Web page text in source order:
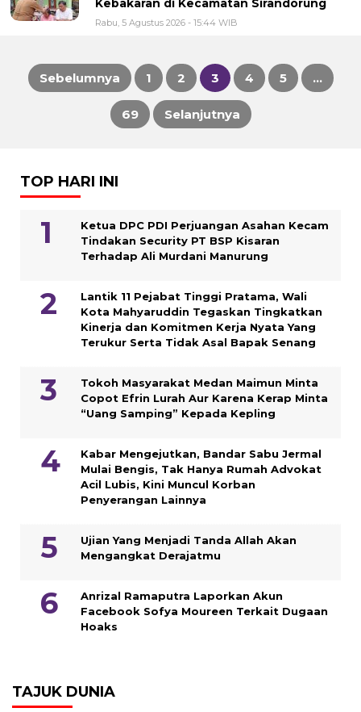
Kebakaran di Kecamatan Sirandorung
Rabu, 5 Agustus 2026 - 15:44 WIB
Paginasi
Sebelumnya 1 2 3 4 5 …
69 Selanjutnya
TOP HARI INI
Ketua DPC PDI Perjuangan Asahan Kecam
Tindakan Security PT BSP Kisaran
Terhadap Ali Murdani Manurung
Lantik 11 Pejabat Tinggi Pratama, Wali
Kota Mahyaruddin Tegaskan Tingkatkan
Kinerja dan Komitmen Kerja Nyata Yang
Terukur Serta Tidak Asal Bapak Senang
Tokoh Masyarakat Medan Maimun Minta
Copot Efrin Lurah Aur Karena Kerap Minta
“Uang Samping” Kepada Kepling
Kabar Mengejutkan, Bandar Sabu Jermal
Mulai Bengis, Tak Hanya Rumah Advokat
Acil Lubis, Kini Muncul Korban
Penyerangan Lainnya
Ujian Yang Menjadi Tanda Allah Akan
Mengangkat Derajatmu
Anrizal Ramaputra Laporkan Akun
Facebook Sofya Moureen Terkait Dugaan
Hoaks
TAJUK DUNIA